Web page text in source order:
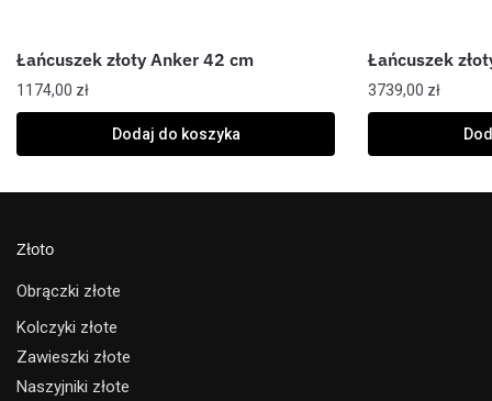
Łańcuszek złoty Anker 42 cm
1174,00 zł
Dodaj do koszyka
Łańcuszek
3739,00 zł
Złoto
Obrączki złote
Kolczyki złote
Zawieszki złote
Naszyjniki złote